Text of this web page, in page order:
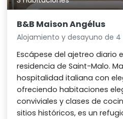
B&B Maison Angélus
Alojamiento y desayuno de 4
Escápese del ajetreo diario
residencia de Saint-Malo.
hospitalidad italiana con
ofreciendo habitaciones
conviviales y clases de
sitios históricos, es un